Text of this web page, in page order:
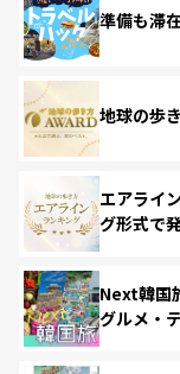
準備も滞
地球の歩
エアライ
グ形式で
Next韓国
グルメ・